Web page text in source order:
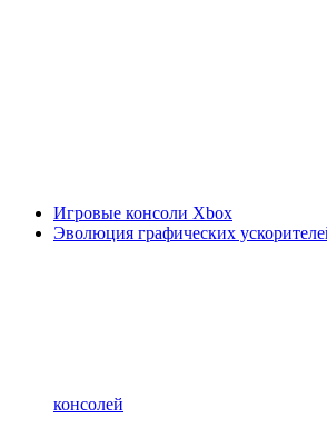
Игровые консоли Xbox
Эволюция графических
консолей